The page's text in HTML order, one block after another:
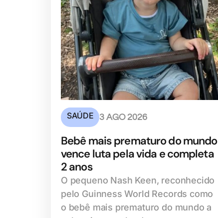
SAÚDE 3 AGO 2026
Bebê mais prematuro do mundo
vence luta pela vida e completa
2 anos
O pequeno Nash Keen, reconhecido
pelo Guinness World Records como
o bebê mais prematuro do mundo a